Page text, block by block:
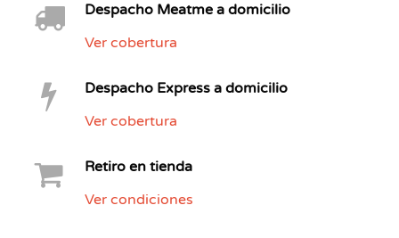
Despacho Meatme a domicilio
Ver cobertura
Despacho Express a domicilio
Ver cobertura
Retiro en tienda
Ver condiciones